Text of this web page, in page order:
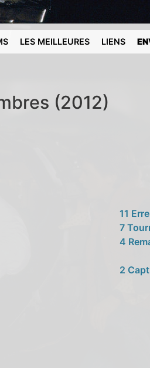
LES MEILLEURES LIENS
(2012)
11
7
4
2